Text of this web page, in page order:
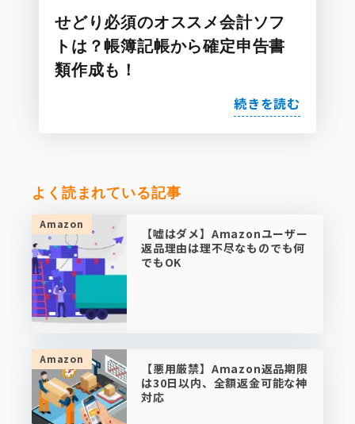
せどり必須のオススメ会計ソフ
トは？帳簿記帳から確定申告書
類作成も！
続きを読む
よく読まれている記事
Amazon
【嘘はダメ】Amazonユーザー
返品理由は理不尽なものでも何
でもOK
Amazon
【悪用厳禁】Amazon返品期限
は30日以内、全額返金可能な神
対応